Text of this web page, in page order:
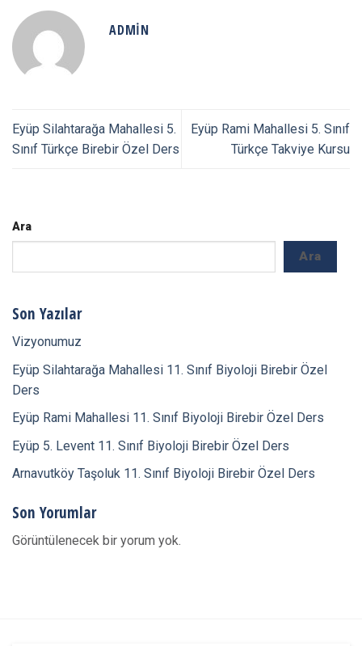
ADMIN
Eyüp Silahtarağa Mahallesi 5.
Sınıf Türkçe Birebir Özel Ders
Eyüp Rami Mahallesi 5. Sınıf
Türkçe Takviye Kursu
Ara
Ara
Son Yazılar
Vizyonumuz
Eyüp Silahtarağa Mahallesi 11. Sınıf Biyoloji Birebir Özel
Ders
Eyüp Rami Mahallesi 11. Sınıf Biyoloji Birebir Özel Ders
Eyüp 5. Levent 11. Sınıf Biyoloji Birebir Özel Ders
Arnavutköy Taşoluk 11. Sınıf Biyoloji Birebir Özel Ders
Son Yorumlar
Görüntülenecek bir yorum yok.